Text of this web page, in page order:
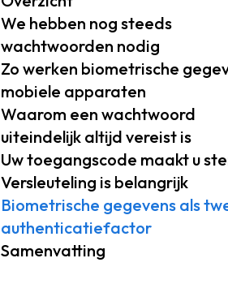
We hebben nog steeds
wachtwoorden nodig
Zo werken biometrische
mobiele apparaten
Waarom een wachtwoord
uiteindelijk altijd vereist is
Uw toegangscode maakt u
Versleuteling is belangrijk
Biometrische gegevens als
authenticatiefactor
Samenvatting